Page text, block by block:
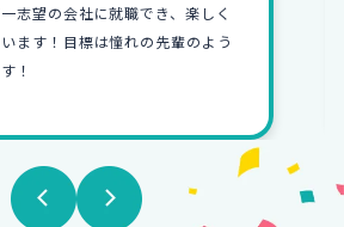
志望の会社に就職でき、楽しく
ます！目標は憧れの先輩のよう
！